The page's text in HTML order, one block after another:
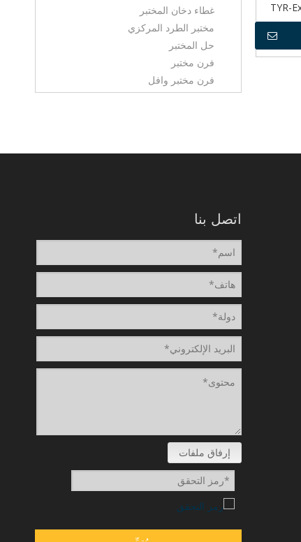
غطاء دخان المختبر
مختبر الطرد المركزي
حل المختبر
فرن مختبر
فرن مختبر وافل
اتصل بنا
إرفاق ملفات